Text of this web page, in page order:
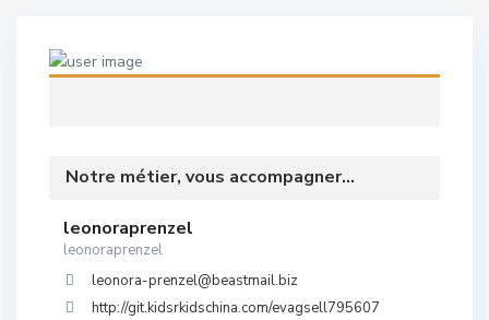
Notre métier, vous accompagner...
leonoraprenzel
leonoraprenzel
leonora-prenzel@beastmail.biz
http://git.kidsrkidschina.com/evagsell795607